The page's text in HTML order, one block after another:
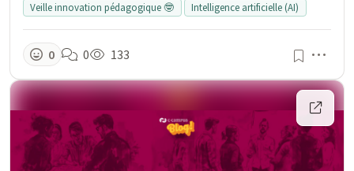
Veille innovation pédagogique 🤓
Intelligence artificielle (AI)
0 0 133